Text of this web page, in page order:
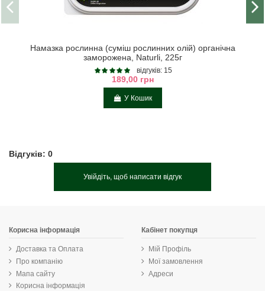
Намазка рослинна (суміш рослинних олій) органічна
заморожена, Naturli, 225г
відгуків: 15
189,00 грн
У Кошик
Відгуків: 0
Увійдіть, щоб написати відгук
Корисна інформація
Доставка та Оплата
Про компанію
Мапа сайту
Корисна інформація
Кабінет покупця
Мій Профіль
Мої замовлення
Адреси